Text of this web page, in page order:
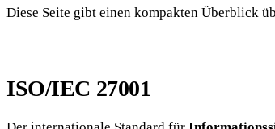
Diese Seite gibt einen kompakten Überblick
ISO/IEC 27001